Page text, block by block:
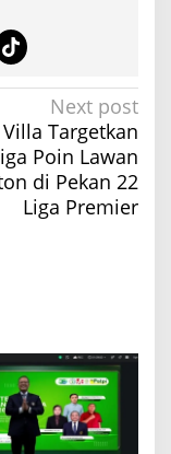
Next post
Targetkan
Poin Lawan
di Pekan 22
Liga Premier